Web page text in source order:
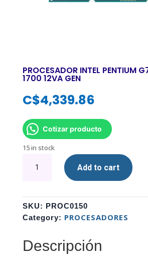
PROCESADOR INTEL PENTIUM
1700 12VA GEN
C$4,339.86
Cotizar producto
15 in stock
PROCESADOR
INTEL
LGA
1700
GEN
quantity
Add to cart
SKU: PROC0150
Category: PROCESADORES
Descripción